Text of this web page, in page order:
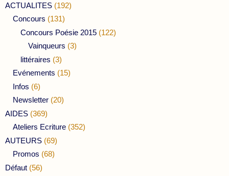
ACTUALITES (192)
Concours (131)
Concours Poésie 2015 (122)
Vainqueurs (3)
littéraires (3)
Evénements (15)
Infos (6)
Newsletter (20)
AIDES (369)
Ateliers Ecriture (352)
AUTEURS (69)
Promos (68)
Défaut (56)